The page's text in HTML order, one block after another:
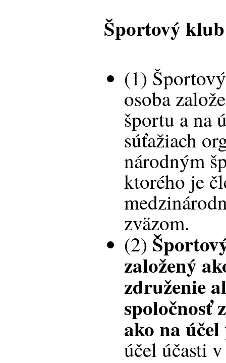
Športový
(1)
osoba
športu a na
súťažiach
národným
ktorého je
zväzom.
(2)
založený
združenie
spoločnosť
ako na
účel účasti